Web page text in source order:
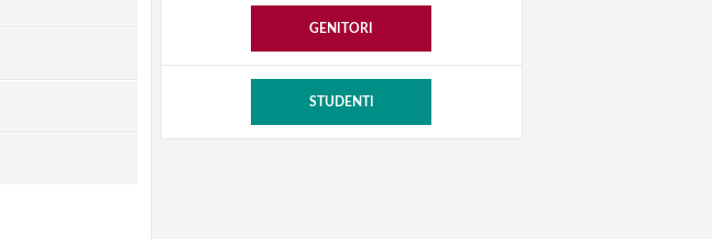
GENITORI
STUDENTI